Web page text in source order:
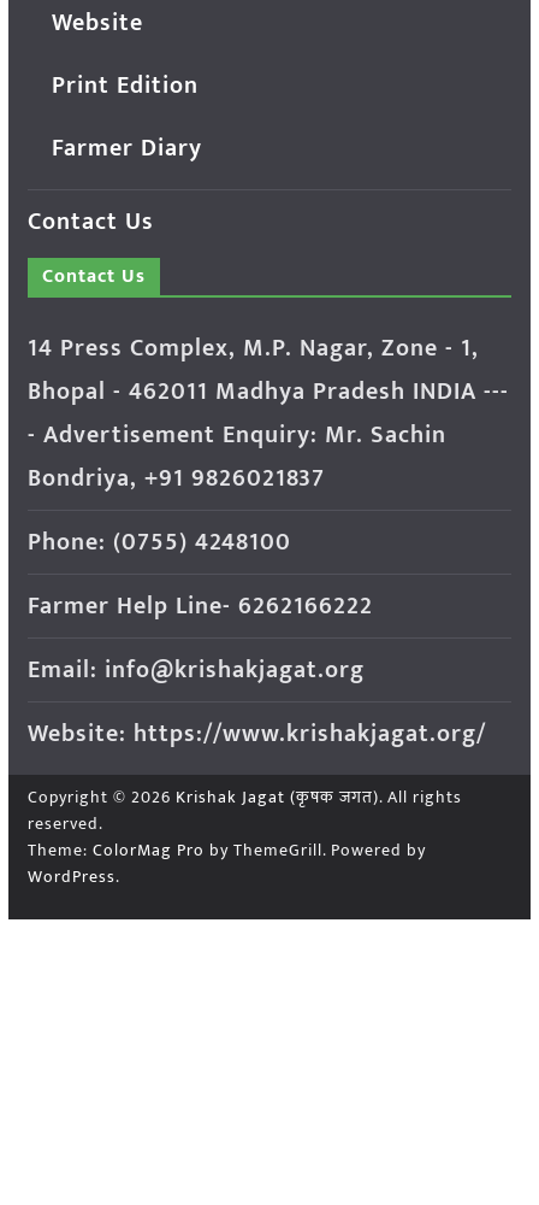
Website
Print Edition
Farmer Diary
Contact Us
Contact Us
14 Press Complex, M.P. Nagar, Zone - 1,
Bhopal - 462011 Madhya Pradesh INDIA ---
- Advertisement Enquiry: Mr. Sachin
Bondriya, +91 9826021837
Phone: (0755) 4248100
Farmer Help Line- 6262166222
Email: info@krishakjagat.org
Website: https://www.krishakjagat.org/
Copyright © 2026 Krishak Jagat (कृषक जगत). All rights
reserved.
Theme: ColorMag Pro by ThemeGrill. Powered by
WordPress.